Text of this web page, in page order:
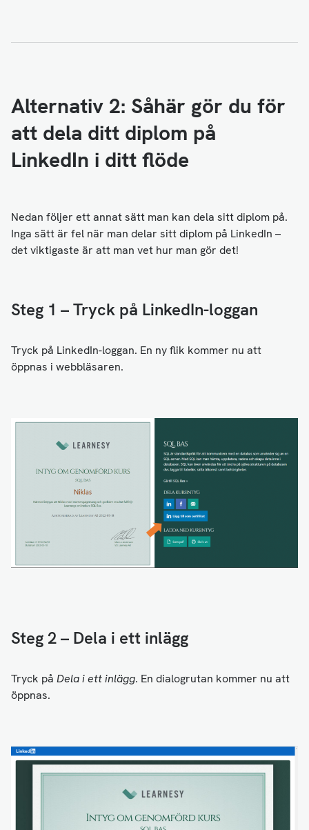
Alternativ 2: Såhär gör du för
att dela ditt diplom på
LinkedIn i ditt flöde
Nedan följer ett annat sätt man kan dela sitt diplom på.
Inga sätt är fel när man delar sitt diplom på LinkedIn –
det viktigaste är att man vet hur man gör det!
Steg 1 – Tryck på LinkedIn-loggan
Tryck på LinkedIn-loggan. En ny flik kommer nu att
öppnas i webbläsaren.
Steg 2 – Dela i ett inlägg
Tryck på Dela i ett inlägg. En dialogrutan kommer nu att
öppnas.